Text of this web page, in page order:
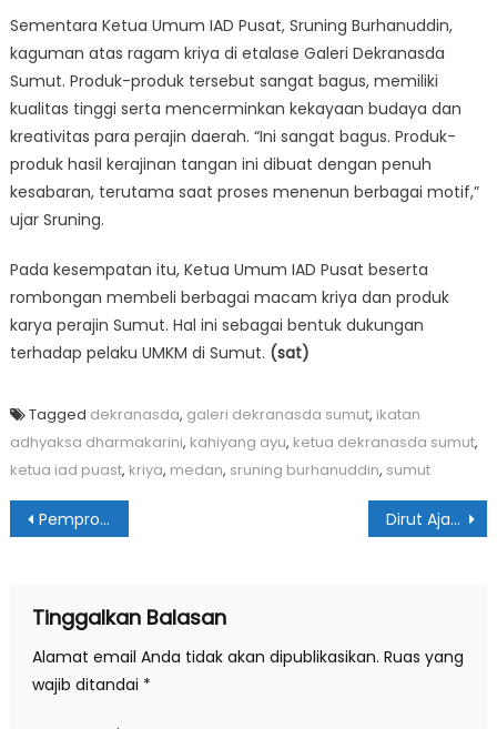
Sementara Ketua Umum IAD Pusat, Sruning Burhanuddin,
kaguman atas ragam kriya di etalase Galeri Dekranasda
Sumut. Produk-produk tersebut sangat bagus, memiliki
kualitas tinggi serta mencerminkan kekayaan budaya dan
kreativitas para perajin daerah. “Ini sangat bagus. Produk-
produk hasil kerajinan tangan ini dibuat dengan penuh
kesabaran, terutama saat proses menenun berbagai motif,”
ujar Sruning.
Pada kesempatan itu, Ketua Umum IAD Pusat beserta
rombongan membeli berbagai macam kriya dan produk
karya perajin Sumut. Hal ini sebagai bentuk dukungan
terhadap pelaku UMKM di Sumut. (sat)
Tagged dekranasda, galeri dekranasda sumut, ikatan
adhyaksa dharmakarini, kahiyang ayu, ketua dekranasda sumut,
ketua iad puast, kriya, medan, sruning burhanuddin, sumut
Navigasi
Pemprov Sumut & Kemendagri Perkuat Sinergi Cegah TPPO Dirut Ajak Pegawai Bank Sumut Naik Kelas Dari Dalam
Tinggalkan Balasan
Alamat email Anda tidak akan dipublikasikan. Ruas yang
wajib ditandai *